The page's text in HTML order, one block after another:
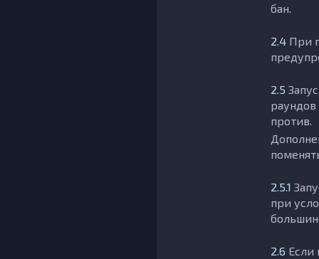
бан.
2.4 При
2.5
раундов
против.
2.5.1
при
2.6 Если